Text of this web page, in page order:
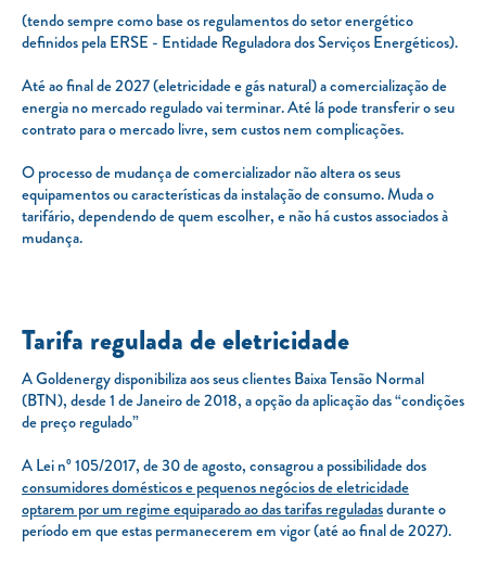
Leituras
Sobre nós
Contactos
FAQ
Blog
Mais informações
JUNTE-SE A NÓS
TARIFA SOCIAL
APP MOBILE
CONTADORES ELÉTRICOS
FATURAS
(tendo sempre como base os regulamentos do setor energético
definidos pela ERSE - Entidade Reguladora dos Serviços Energéticos).
Até ao final de 2027 (eletricidade e gás natural) a comercialização de
energia no mercado regulado vai terminar. Até lá pode transferir o seu
contrato para o mercado livre, sem custos nem complicações.
O processo de mudança de comercializador não altera os seus
equipamentos ou características da instalação de consumo. Muda o
tarifário, dependendo de quem escolher, e não há custos associados à
mudança.
Tarifa regulada de eletricidade
A Goldenergy disponibiliza aos seus clientes Baixa Tensão Normal
(BTN), desde 1 de Janeiro de 2018, a opção da aplicação das “condições
de preço regulado”
A Lei nº 105/2017, de 30 de agosto, consagrou a possibilidade dos
consumidores domésticos e pequenos negócios de eletricidade
optarem por um regime equiparado ao das tarifas reguladasdurante o
período em que estas permanecerem em vigor (até ao final de 2027).